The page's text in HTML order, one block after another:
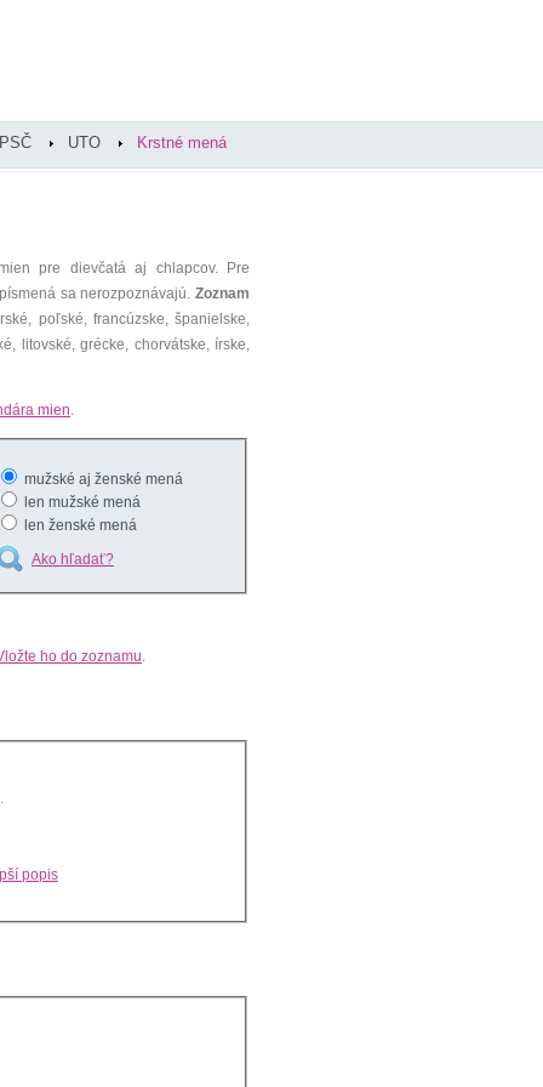
PSČ UTO Krstné mená
pre dievčatá aj chlapcov. Pre
sa nerozpoznávajú. Zoznam
poľské, francúzske, španielske,
litovské, grécke, chorvátske, írske,
mien.
mužské aj ženské mená
len mužské mená
len ženské mená
Ako hľadať?
ho do zoznamu.
popis